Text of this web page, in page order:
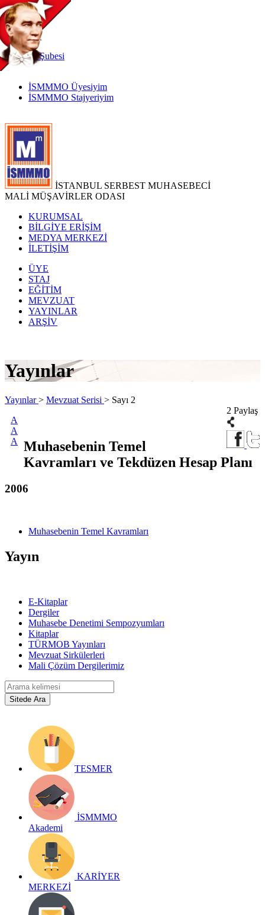
TR
|
EN
İnternetŞubesi
İSMMMO Üyesiyim
İSMMMO Stajyeriyim
İSTANBUL SERBEST MUHASEBECİ
MALİ MÜŞAVİRLER ODASI
KURUMSAL
BİLGİYE ERİŞİM
MEDYA MERKEZİ
İLETİŞİM
ÜYE
STAJ
EĞİTİM
MEVZUAT
YAYINLAR
ARŞİV
Yayınlar
Yayınlar> Mevzuat Serisi > Sayı 2
A
A
A
2 Paylaş
Muhasebenin Temel
Kavramları ve Tekdüzen Hesap Planı
2006
Muhasebenin Temel Kavramları
Yayın
E-Kitaplar
Dergiler
Muhasebe Denetimi Sempozyumları
Kitaplar
TÜRMOB Yayınları
Mevzuat Sirkülerleri
Mali Çözüm Dergilerimiz
TESMER
İSMMMO
Akademi
KARİYER
MERKEZİ